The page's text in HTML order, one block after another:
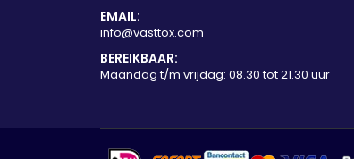
EMAIL:
info@vasttox.com
BEREIKBAAR:
Maandag t/m vrijdag: 08.30 tot 21.30 uur